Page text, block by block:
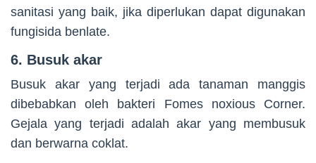
sanitasi yang baik, jika diperlukan dapat digunakan
fungisida benlate.
6. Busuk akar
Busuk akar yang terjadi ada tanaman manggis
dibebabkan oleh bakteri Fomes noxious Corner.
Gejala yang terjadi adalah akar yang membusuk
dan berwarna coklat.